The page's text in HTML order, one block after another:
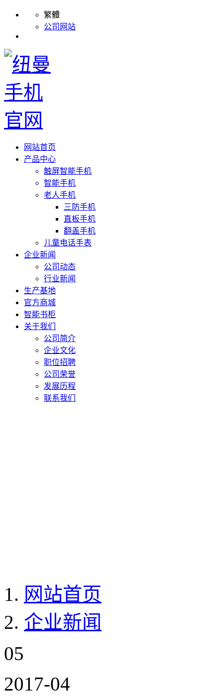
繁體
公司网站
网站首页
产品中心
触屏智能手机
智能手机
老人手机
三防手机
直板手机
翻盖手机
儿童电话手表
企业新闻
公司动态
行业新闻
生产基地
官方商城
智能书柜
关于我们
公司简介
企业文化
职位招聘
公司荣誉
发展历程
联系我们
网站首页
企业新闻
05
2017-04